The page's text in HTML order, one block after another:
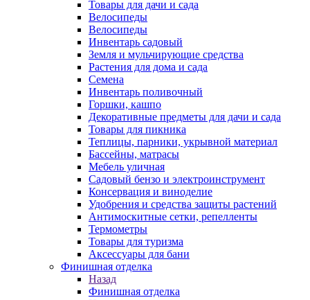
Товары для дачи и сада
Велосипеды
Велосипеды
Инвентарь садовый
Земля и мульчирующие средства
Растения для дома и сада
Семена
Инвентарь поливочный
Горшки, кашпо
Декоративные предметы для дачи и сада
Товары для пикника
Теплицы, парники, укрывной материал
Бассейны, матрасы
Мебель уличная
Садовый бензо и электроинструмент
Консервация и виноделие
Удобрения и средства защиты растений
Антимоскитные сетки, репелленты
Термометры
Товары для туризма
Аксессуары для бани
Финишная отделка
Назад
Финишная отделка